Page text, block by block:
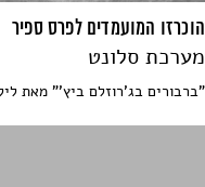
הוכרזו המועמדים לפרס ספיר
מערכת סלונט
"ברבורים בג'רוזלם ביץ'" מאת